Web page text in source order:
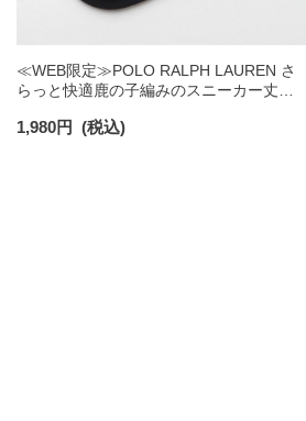
≪WEB限定≫POLO RALPH LAUREN さ
らっと快適鹿の子編みのスニーカー丈ソ
ズ レディース 92022800
1,980円 (税込)